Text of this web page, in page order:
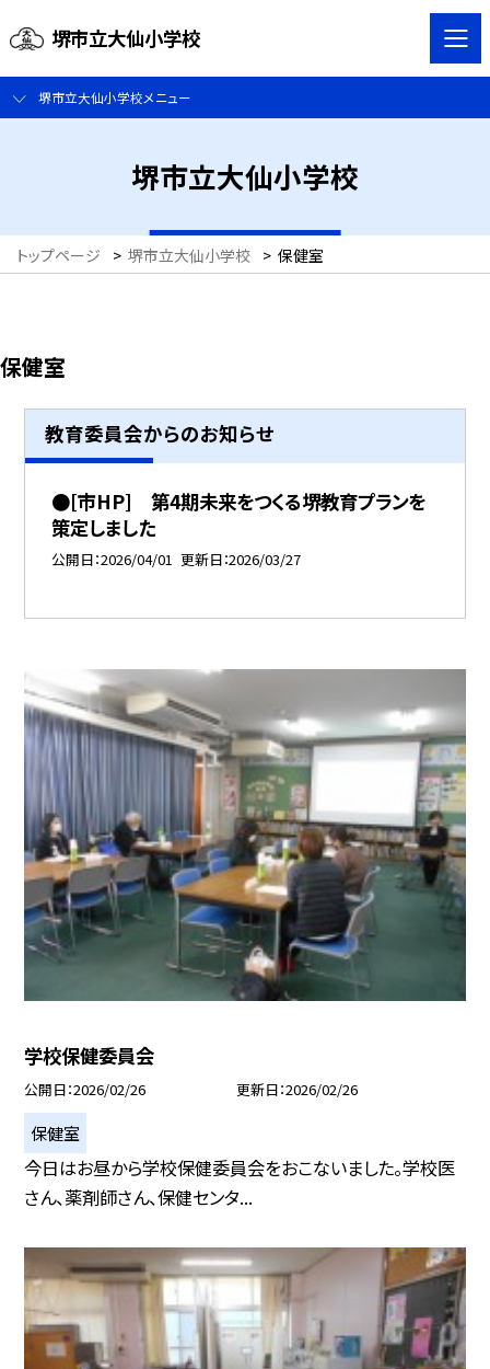
堺市立大仙小学校
堺市立大仙小学校メニュー
堺市立大仙小学校
トップページ > 堺市立大仙小学校 > 保健室
保健室
教育委員会からのお知らせ
●[市HP] 第4期未来をつくる堺教育プランを
策定しました
公開日 2026/04/01 更新日 2026/03/27
学校保健委員会
公開日 2026/02/26 更新日 2026/02/26
保健室
今日はお昼から学校保健委員会をおこないました。学校医
さん、薬剤師さん、保健センタ...